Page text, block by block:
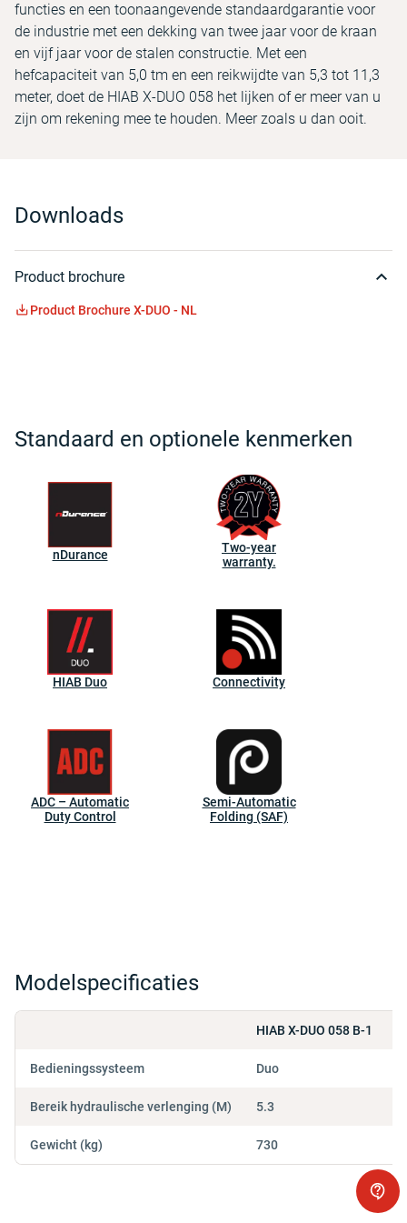
functies en een toonaangevende standaardgarantie voor
de industrie met een dekking van twee jaar voor de kraan
en vijf jaar voor de stalen constructie. Met een
hefcapaciteit van 5,0 tm en een reikwijdte van 5,3 tot 11,3
meter, doet de HIAB X-DUO 058 het lijken of er meer van u
zijn om rekening mee te houden. Meer zoals u dan ooit.
Downloads
Product brochure
Product Brochure X-DUO - NL
Standaard en optionele kenmerken
nDurance
Two-year
warranty.
HIAB Duo Connectivity
ADC – Automatic
Duty Control
Semi-Automatic
Folding (SAF)
Modelspecificaties
Bedieningssysteem
Bereik hydraulische verlenging (M)
Gewicht (kg)
HIAB X-DUO 058 B-1
Duo
5.3
730